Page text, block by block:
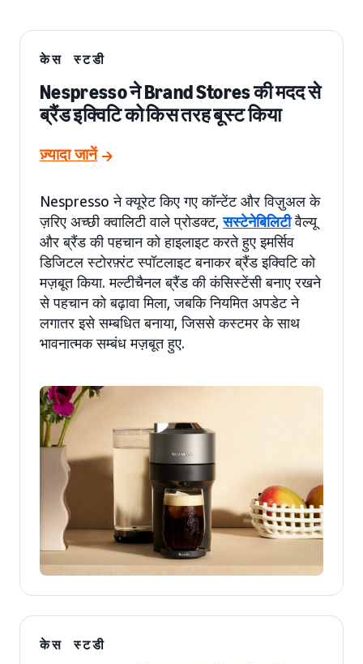
केस स्टडी
Nespresso ने Brand Stores की मदद से
ब्रैंड इक्विटि को किस तरह बूस्ट किया
ज़्यादा जानें
Nespresso ने क्यूरेट किए गए कॉन्टेंट और विज़ुअल के
ज़रिए अच्छी क्वालिटी वाले प्रोडक्ट,सस्टेनेबिलिटीवैल्यू
और ब्रैंड की पहचान को हाइलाइट करते हुए इमर्सिव
डिजिटल स्टोरफ़्रंट स्पॉटलाइट बनाकर ब्रैंड इक्विटि को
मज़बूत किया. मल्टीचैनल ब्रैंड की कंसिस्टेंसी बनाए रखने
से पहचान को बढ़ावा मिला, जबकि नियमित अपडेट ने
लगातर इसे सम्बधित बनाया, जिससे कस्टमर के साथ
भावनात्मक सम्बंध मज़बूत हुए.
केस स्टडी